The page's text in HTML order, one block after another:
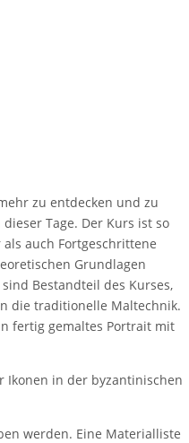
zu entdecken und zu
Tage. Der Kurs ist so
auch Fortgeschrittene
Grundlagen
Bestandteil des Kurses,
die traditionelle Maltechnik.
fertig gemaltes Portrait mit
Ikonen in der byzantinischen
werden. Eine Materialliste